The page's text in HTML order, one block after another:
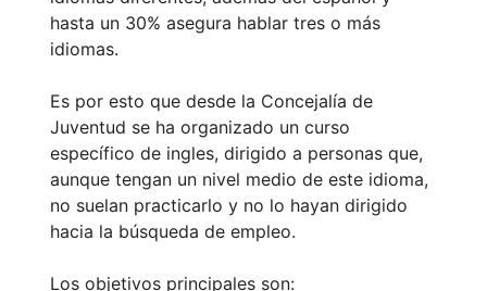
hasta un 30% asegura hablar tres o más
idiomas.
Es por esto que desde la Concejalía de
Juventud se ha organizado un curso
específico de ingles, dirigido a personas que,
aunque tengan un nivel medio de este idioma,
no suelan practicarlo y no lo hayan dirigido
hacia la búsqueda de empleo.
Los objetivos principales son: